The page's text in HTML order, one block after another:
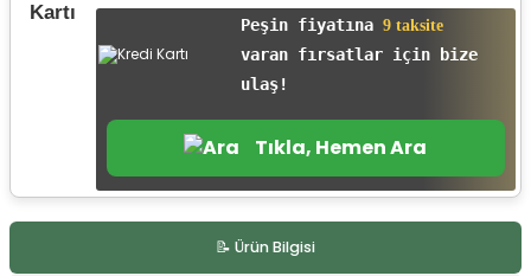
Peşin fiyatına 9 taksite
varan fırsatlar için bize
ulaş!
Tıkla, Hemen Ara
📝 Ürün Bilgisi